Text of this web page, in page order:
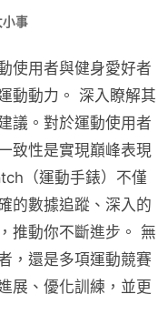
小事
使用者與健身愛好者
動動力。 深入瞭解其
議。對於運動使用者
致性是實現巔峰表現
（運動手錶）不僅
的數據追蹤、深入的
推動你不斷進步。 無
，還是多項運動競賽
展、優化訓練，並更